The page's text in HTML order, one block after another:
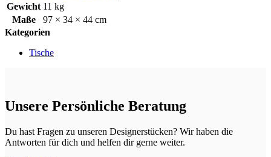
Gewicht 11 kg
Maße
97 × 34 × 44 cm
Kategorien
Tische
Unsere Persönliche Beratung
Du hast Fragen zu unseren Designerstücken? Wir haben die
Antworten für dich und helfen dir gerne weiter.